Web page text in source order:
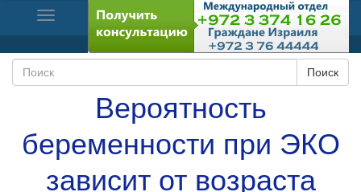
Toggle
Navigation
Вероятность
беременности при ЭКО
зависит от возраста